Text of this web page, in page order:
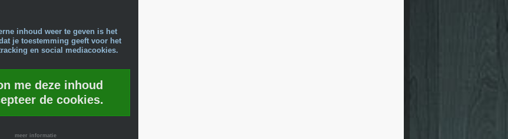
inhoud weer te geven is het
je toestemming geeft voor het
en social mediacookies.
me deze inhoud
de cookies.
meer informatie